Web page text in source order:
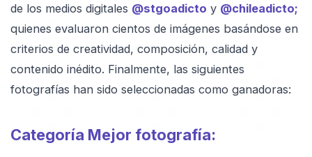
de los medios digitales @stgoadicto y @chileadicto;
quienes evaluaron cientos de imágenes basándose en
criterios de creatividad, composición, calidad y
contenido inédito. Finalmente, las siguientes
fotografías han sido seleccionadas como ganadoras:
Categoría Mejor fotografía: